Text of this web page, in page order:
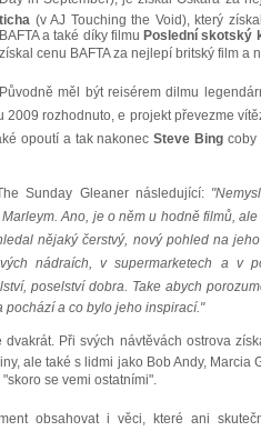
ticha (v AJ Touching the Void), který
BAFTA a také díky filmu Poslední skotský
získal cenu BAFTA za nejlepí britský film a
Původně měl být reisérem dilmu
2009 rozhodnuto, e projekt převezme
opoutí a tak nakonecSteve Bingcoby
Sunday Gleaner následující:
Ano, je o něm u hodně filmů, ale
nějaký čerstvý, nový pohled na
nádraích, v supermarketech a v
poselství dobra. Take abych
pochází a co bylo jeho inspirací."
Při svých návtěvách ostrova
ale také s lidmi jako Bob Andy, Marcia
se vemi ostatními".
obsahovat i věci, které ani